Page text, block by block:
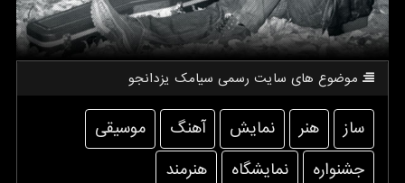
موضوع های سایت رسمی سیامك یزدانجو
ساز هنر نمایش آهنگ
موسیقی
جشنواره
نمایشگاه هنرمند